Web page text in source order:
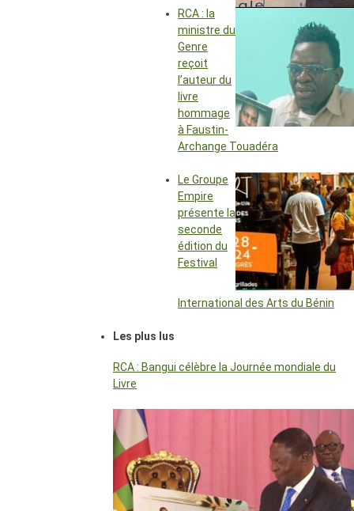
RCA : la
ministre du
Genre
reçoit
l’auteur du
livre
hommage
à Faustin-
Archange Touadéra
Le Groupe
Empire
présente la
seconde
édition du
Festival
International des Arts du Bénin
Les plus lus
RCA : Bangui célèbre la Journée mondiale du
Livre